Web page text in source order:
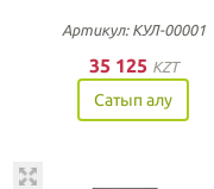
Артикул: КУЛ-00001
35 125 KZT
Сатып алу